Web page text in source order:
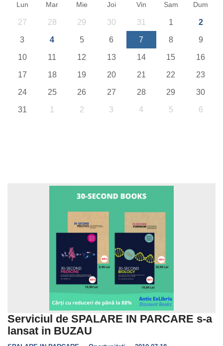
Lun Mar Mie Joi Vin Sam Dum
27 28 29 30 31 1 2
3 4 5 6 7 8 9
10 11 12 13 14 15 16
17 18 19 20 21 22 23
24 25 26 27 28 29 30
31 1 2 3 4 5 6
Serviciul de SPALARE IN PARCARE s-a
lansat in BUZAU